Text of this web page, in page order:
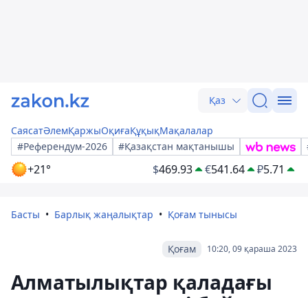
Қаз
СаясатӘлемҚаржыОқиғаҚұқықМақалалар
#Референдум-2026
#Қазақстан мақтанышы
+21° $469.93 €541.64 ₽5.71
Басты Барлық жаңалықтар Қоғам тынысы
10:20, 09 қараша 2023
Қоғам
Алматылықтар қаладағы